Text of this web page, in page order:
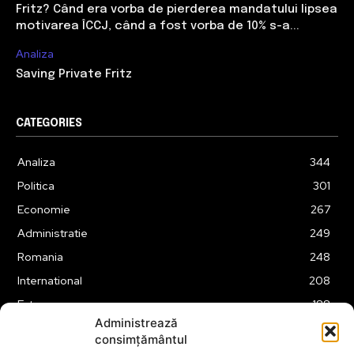
Administrează
consimțământul
Fritz? Când era vorba de pierderea mandatului lipsea
motivarea ÎCCJ, când a fost vorba de 10% s-a...
Analiza
Saving Private Fritz
CATEGORIES
Analiza
344
Politica
301
Economie
267
Administratie
249
Romania
248
International
208
Externe
188
175